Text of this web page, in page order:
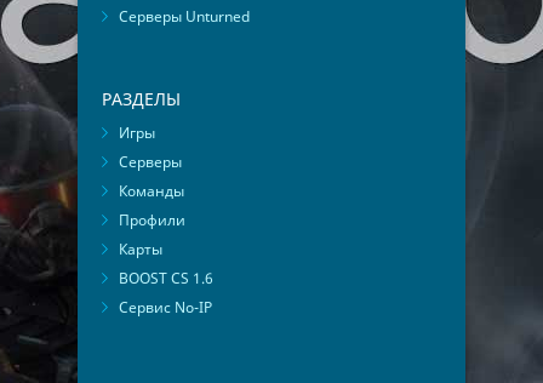
Серверы Unturned
РАЗДЕЛЫ
Игры
Серверы
Команды
Профили
Карты
BOOST CS 1.6
Сервис No-IP